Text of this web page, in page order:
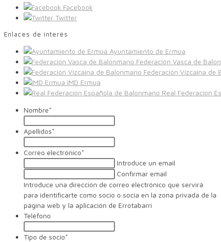
Facebook
Twitter
Enlaces de interés
Ayuntamiento de Ermua
Federación Vasca de
Federación Vizcaína de
IMD Ermua
Real Federación
Nombre*
Apellidos*
Correo electrónico*
Introduce un email
Confirmar email
Introduce una dirección de correo electrónico que servirá
para identificarte como socio o socia en la zona privada de la
página web y la aplicación de Errotabarri
Teléfono
Tipo de socio*